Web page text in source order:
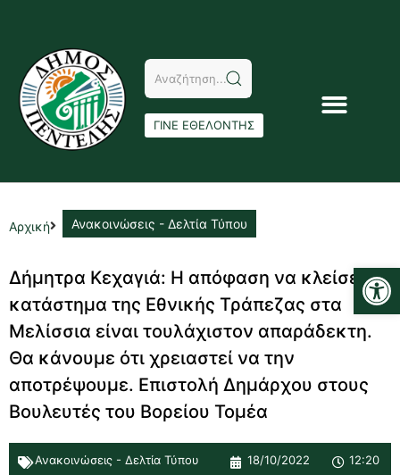
ΓΙΝΕ ΕΘΕΛΟΝΤΗΣ
Αρχική Ανακοινώσεις - Δελτία Τύπου
Δήμητρα Κεχαγιά: Η απόφαση να κλείσει το
κατάστημα της Εθνικής Τράπεζας στα
Μελίσσια είναι τουλάχιστον απαράδεκτη.
Θα κάνουμε ότι χρειαστεί να την
αποτρέψουμε. Επιστολή Δημάρχου στους
Βουλευτές του Βορείου Τομέα
Ανακοινώσεις - Δελτία Τύπου 18/10/2022 12:20